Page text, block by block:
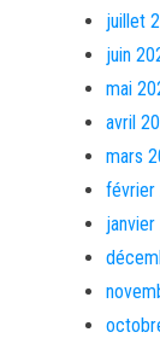
juillet
juin
mai
avril
mars
février